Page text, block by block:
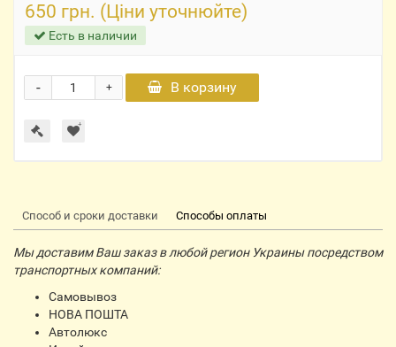
650 грн. (Ціни уточнюйте)
Есть в наличии
+
- В корзину
Способ и сроки доставки Способы оплаты
Мы доставим Ваш заказ в любой регион Украины посредством
транспортных компаний:
Самовывоз
НОВА ПОШТА
Автолюкс